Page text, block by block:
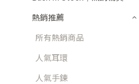
熱銷推薦
所有熱銷商品
人氣耳環
人氣手鍊